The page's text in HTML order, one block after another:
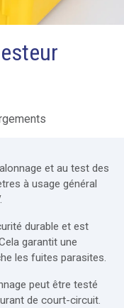
et au test des
à usage général
durable et est
garantit une
les fuites parasites.
peut être testé
de court-circuit.